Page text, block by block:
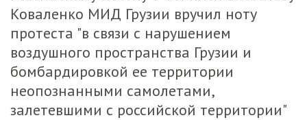
Коваленко МИД Грузии вручил ноту
протеста "в связи с нарушением
воздушного пространства Грузии и
бомбардировкой ее территории
неопознанными самолетами,
залетевшими с российской территории"